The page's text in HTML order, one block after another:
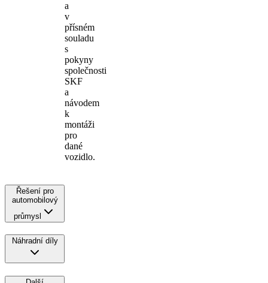
a
v
přísném
souladu
s
pokyny
společnosti
SKF
a
návodem
k
montáži
pro
dané
vozidlo.
Řešení pro
automobilový
průmysl
Náhradní díly